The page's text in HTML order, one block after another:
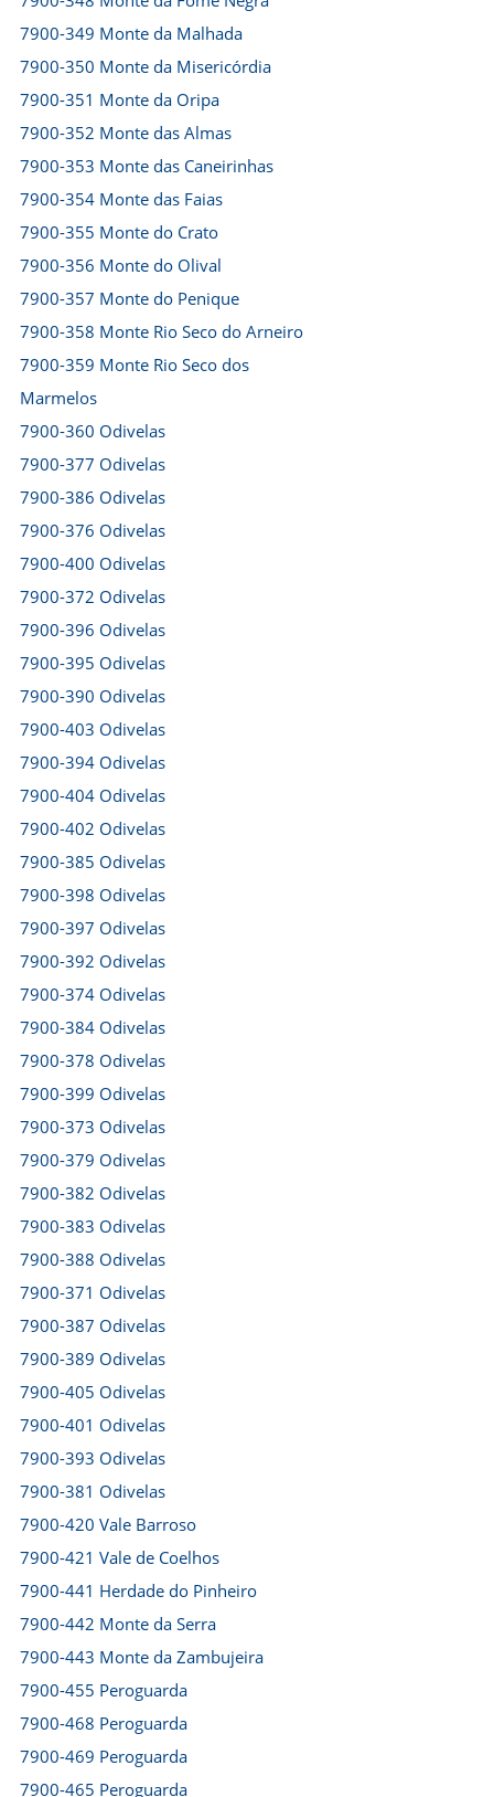
7900-349 Monte da Malhada
7900-350 Monte da Misericórdia
7900-351 Monte da Oripa
7900-352 Monte das Almas
7900-353 Monte das Caneirinhas
7900-354 Monte das Faias
7900-355 Monte do Crato
7900-356 Monte do Olival
7900-357 Monte do Penique
7900-358 Monte Rio Seco do Arneiro
7900-359 Monte Rio Seco dos
Marmelos
7900-360 Odivelas
7900-377 Odivelas
7900-386 Odivelas
7900-376 Odivelas
7900-400 Odivelas
7900-372 Odivelas
7900-396 Odivelas
7900-395 Odivelas
7900-390 Odivelas
7900-403 Odivelas
7900-394 Odivelas
7900-404 Odivelas
7900-402 Odivelas
7900-385 Odivelas
7900-398 Odivelas
7900-397 Odivelas
7900-392 Odivelas
7900-374 Odivelas
7900-384 Odivelas
7900-378 Odivelas
7900-399 Odivelas
7900-373 Odivelas
7900-379 Odivelas
7900-382 Odivelas
7900-383 Odivelas
7900-388 Odivelas
7900-371 Odivelas
7900-387 Odivelas
7900-389 Odivelas
7900-405 Odivelas
7900-401 Odivelas
7900-393 Odivelas
7900-381 Odivelas
7900-420 Vale Barroso
7900-421 Vale de Coelhos
7900-441 Herdade do Pinheiro
7900-442 Monte da Serra
7900-443 Monte da Zambujeira
7900-455 Peroguarda
7900-468 Peroguarda
7900-469 Peroguarda
7900-465 Peroguarda